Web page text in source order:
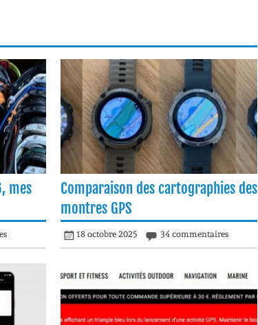
mes
Comparaison des cartographies des
montres GPS
18 octobre 2025 34 commentaires